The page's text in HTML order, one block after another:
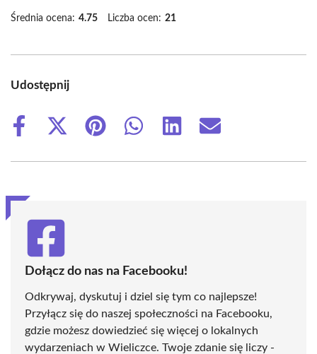
Średnia ocena: 4.75 Liczba ocen: 21
Udostępnij
Share
Share
(Twitter)
Share
Share
Share
Share
Dołącz do nas na Facebooku!
Odkrywaj, dyskutuj i dziel się tym co najlepsze!
Przyłącz się do naszej społeczności na Facebooku,
gdzie możesz dowiedzieć się więcej o lokalnych
wydarzeniach w Wieliczce. Twoje zdanie się liczy -